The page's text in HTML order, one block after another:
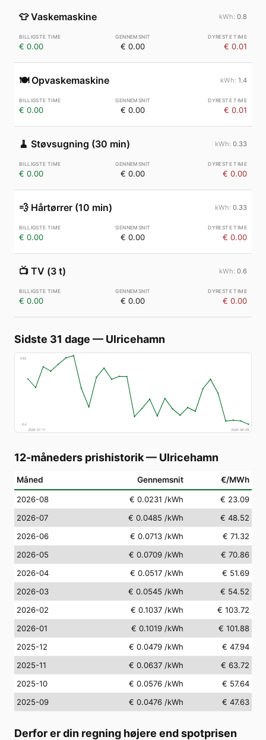
👕 Vaskemaskine 0.8
€ 0.00 € 0.00 € 0.01
🍽️ Opvaskemaskine 1.4
€ 0.00 € 0.00 € 0.01
🧹 Støvsugning (30 min) 0.33
€ 0.00 € 0.00 € 0.00
💨 Hårtørrer (10 min) 0.33
€ 0.00 € 0.00 € 0.00
📺 TV (3 t) 0.6
€ 0.00 € 0.00 € 0.00
Sidste 31 dage — Ulricehamn
€83
€4
2026-07-11
2026-08-09
12-måneders prishistorik— Ulricehamn
Måned Gennemsnit €/MWh
2026-08 € 0.0231 /kWh
€ 23.09
2026-07
€ 0.0485 /kWh
€ 48.52
2026-06
€ 0.0713 /kWh
€ 71.32
2026-05
€ 0.0709 /kWh
€ 70.86
2026-04
€ 0.0517 /kWh
€ 51.69
2026-03
€ 0.0545 /kWh
€ 54.52
2026-02
€ 0.1037 /kWh
€ 103.72
2026-01
€ 0.1019 /kWh
€ 101.88
2025-12
€ 0.0479 /kWh
€ 47.94
2025-11
€ 0.0637 /kWh
€ 63.72
2025-10
€ 0.0576 /kWh
€ 57.64
2025-09
€ 0.0476 /kWh € 47.63
Derfor er din regning højere end spotprisen